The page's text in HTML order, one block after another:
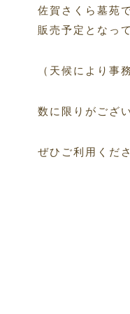
佐賀さくら墓苑
販売予定となっ
（天候により事
数に限りがござ
ぜひご利用くだ